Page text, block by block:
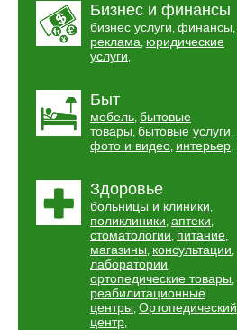
Бизнес и финансы
бизнес услуги, финансы,
реклама, юридические
услуги,
Быт
мебель, бытовые
товары, бытовые услуги,
фото и видео, интерьер,
Здоровье
больницы и клиники,
поликлиники, аптеки,
стоматологии, питание,
магазины, консультации,
лаборатории,
ортопедические товары,
реабилитационные
центры, Ортопедический
центр,